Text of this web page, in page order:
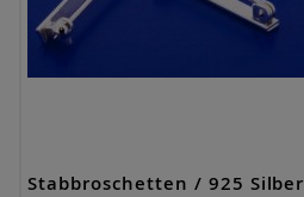
Stabbroschetten / 925 Silber